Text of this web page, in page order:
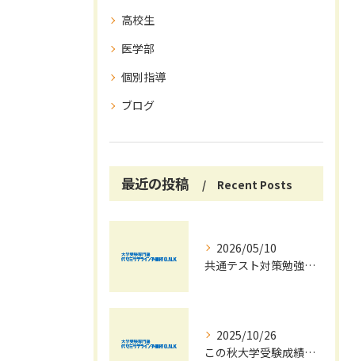
高校生
医学部
個別指導
ブログ
最近の投稿 Recent Posts
2026/05/10
共通テスト対策勉強は早めに始めましょう！
2025/10/26
この秋大学受験成績大幅UPの秘訣